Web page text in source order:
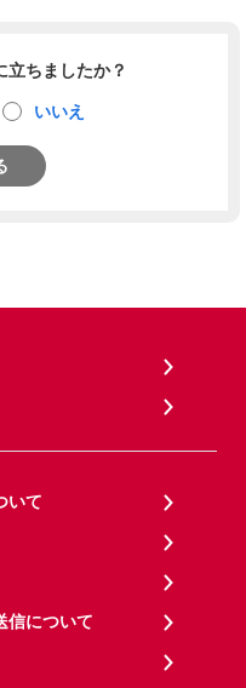
立ちましたか？
いいえ
いて
信について